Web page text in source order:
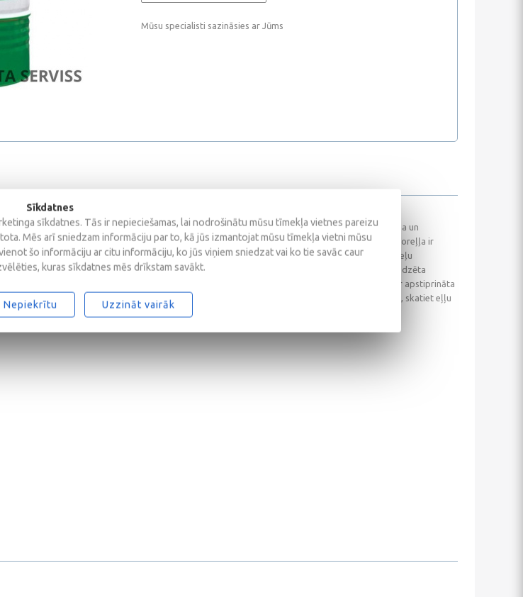
Mūsu specialisti sazināsies ar Jūms
lietošanai visa gada garumā augsti efektīviem automobiļu atmosfēriskiem un turbo benzīna un
C3, API SN/CF vai agrāko specifikāciju SAE 5W-40 smērvielu. Castrol Magnatec 5W-40 C3 motoreļļa ir
Var izmantot transportlīdzekļos, kas aprīkoti ar katalītisko neitralizatoru, trīsceļu
eļļas maiņas intervāls ir atļauts līdz 15 000 km. Castrol Magnatec 5W-40 C3 dzinēja eļļa ir paredzēta
un nav piemērota sūkņu-sprauslu vai common rail viegliem dīzeļmotoriem. Šis motoreļļa ir apstiprināta
aizstāj GM-LL-B-025 un GM-LL-A-025. Licence nr GB2D0115082. Lūdzu izvēloties motoreļļu, skatiet eļļu
rokasgrāmatā.
Sīkdatnes
sīkdatnes. Tās ir nepieciešamas, lai nodrošinātu mūsu tīmekļa vietnes pareizu
Mēs arī sniedzam informāciju par to, kā jūs izmantojat mūsu tīmekļa vietni mūsu
šo informāciju ar citu informāciju, ko jūs viņiem sniedzat vai ko tie savāc caur
kuras sīkdatnes mēs drīkstam savākt.
Nepiekrītu Uzzināt vairāk